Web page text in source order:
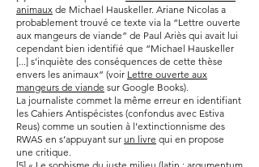
animaux de Michael Hauskeller. Ariane Nicolas a
probablement trouvé ce texte via la “Lettre ouverte
aux mangeurs de viande” de Paul Ariès qui avait lui
cependant bien identifié que “Michael Hauskeller
[...] s’inquiète des conséquences de cette thèse
envers les animaux” (voir Lettre ouverte aux
mangeurs de viande sur Google Books).
La journaliste commet la même erreur en identifiant
les Cahiers Antispécistes (confondus avec Estiva
Reus) comme un soutien à l’extinctionnisme des
RWAS en s’appuyant sur un livre qui en propose
une critique.